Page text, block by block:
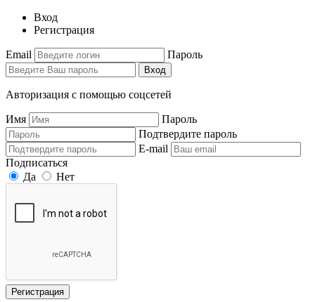
Вход
Регистрация
Email Пароль
Вход
Авторизация с помощью соцсетей
Имя
Пароль
Подтвердите пароль
E-mail
Подписаться
Да
Нет
Регистрация